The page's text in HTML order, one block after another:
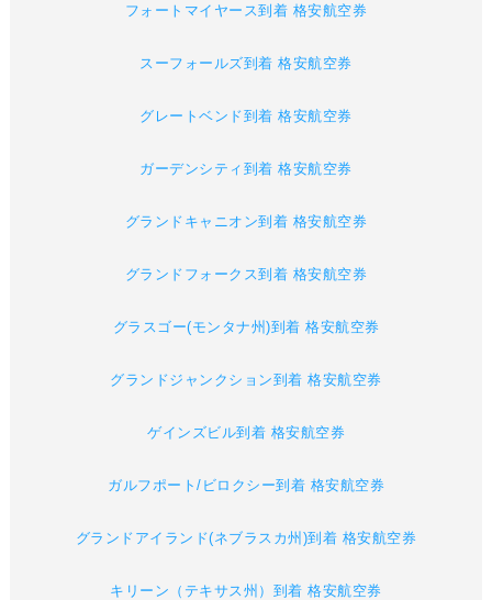
フォートマイヤース到着 格安航空券
スーフォールズ到着 格安航空券
グレートベンド到着 格安航空券
ガーデンシティ到着 格安航空券
グランドキャニオン到着 格安航空券
グランドフォークス到着 格安航空券
グラスゴー(モンタナ州)到着 格安航空券
グランドジャンクション到着 格安航空券
ゲインズビル到着 格安航空券
ガルフポート/ビロクシー到着 格安航空券
グランドアイランド(ネブラスカ州)到着 格安航空券
キリーン（テキサス州）到着 格安航空券